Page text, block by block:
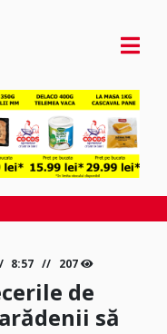
8:57 207
de
să